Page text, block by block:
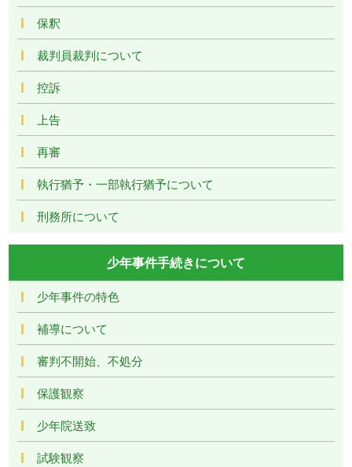
保釈
裁判員裁判について
控訴
上告
再審
執行猶予・一部執行猶予について
刑務所について
少年事件手続きについて
少年事件の特色
補導について
審判不開始、不処分
保護観察
少年院送致
試験観察